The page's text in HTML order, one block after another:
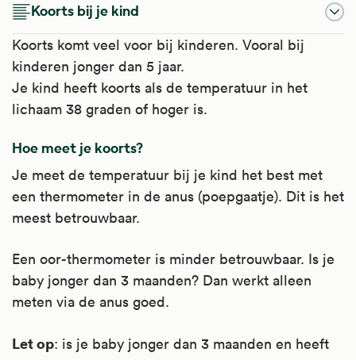
Koorts bij je kind
Koorts komt veel voor bij kinderen. Vooral bij
kinderen jonger dan 5 jaar.
Je kind heeft koorts als de temperatuur in het
lichaam 38 graden of hoger is.
Hoe meet je koorts?
Je meet de temperatuur bij je kind het best met
een thermometer in de anus (poepgaatje). Dit is het
meest betrouwbaar.
Een oor-thermometer is minder betrouwbaar. Is je
baby jonger dan 3 maanden? Dan werkt alleen
meten via de anus goed.
Let op: is je baby jonger dan 3 maanden en heeft